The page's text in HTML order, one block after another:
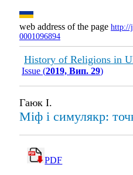
web address of the page http://
0001096894
History of Religions in
Issue (2019, Вип. 29)
Гаюк І.
Міф і симулякр:
PDF